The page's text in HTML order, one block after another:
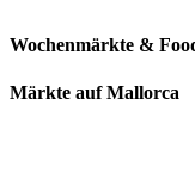
Wochenmärkte &
Märkte auf Mallorca